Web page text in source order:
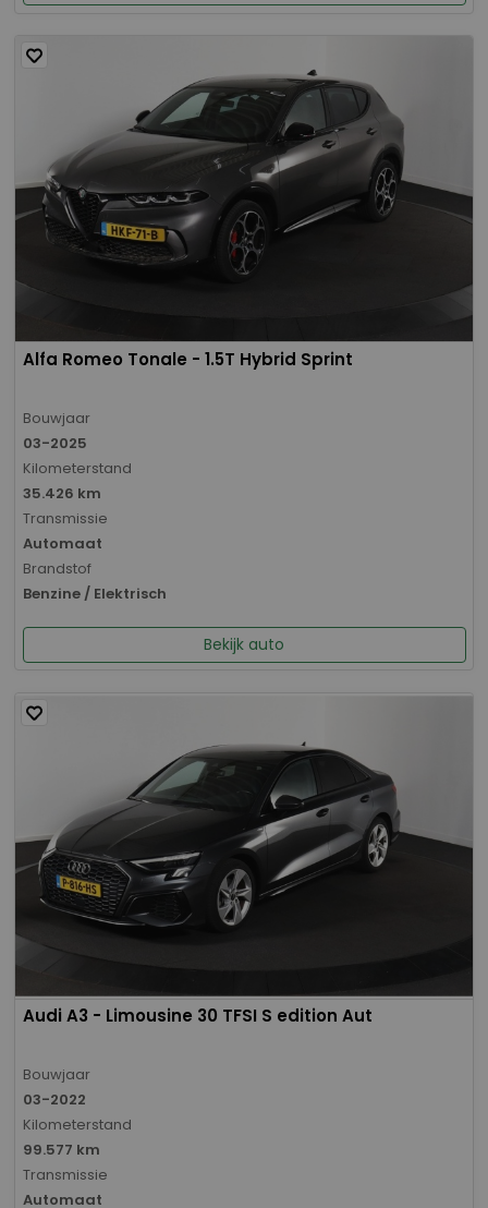
Alfa Romeo Tonale - 1.5T Hybrid Sprint
Bouwjaar
03-2025
Kilometerstand
35.426 km
Transmissie
Automaat
Brandstof
Benzine / Elektrisch
Bekijk auto
Audi A3 - Limousine 30 TFSI S edition Aut
Bouwjaar
03-2022
Kilometerstand
99.577 km
Transmissie
Automaat